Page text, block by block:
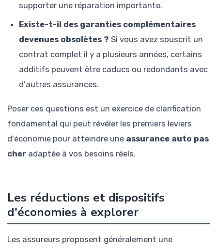
supporter une réparation importante.
Existe-t-il des garanties complémentaires
devenues obsolètes ? Si vous avez souscrit un
contrat complet il y a plusieurs années, certains
additifs peuvent être caducs ou redondants avec
d'autres assurances.
Poser ces questions est un exercice de clarification
fondamental qui peut révéler les premiers leviers
d'économie pour atteindre une assurance auto pas
cher adaptée à vos besoins réels.
Les réductions et dispositifs
d'économies à explorer
Les assureurs proposent généralement une